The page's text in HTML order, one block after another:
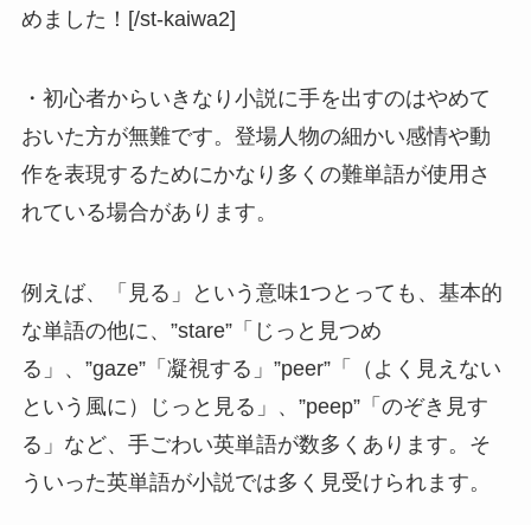
めました！[/st-kaiwa2]
・初心者からいきなり小説に手を出すのはやめて
おいた方が無難です。登場人物の細かい感情や動
作を表現するためにかなり多くの難単語が使用さ
れている場合があります。
例えば、「見る」という意味1つとっても、基本的
な単語の他に、”stare”「じっと見つめ
る」、”gaze”「凝視する」”peer”「（よく見えない
という風に）じっと見る」、”peep”「のぞき見す
る」など、手ごわい英単語が数多くあります。そ
ういった英単語が小説では多く見受けられます。